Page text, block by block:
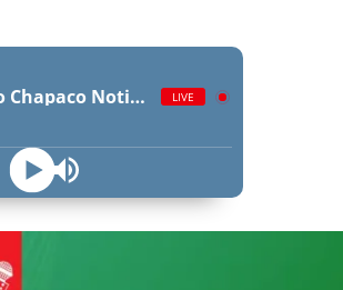
Radio Chapaco Noticias Las 24 horas en vivo LIVE